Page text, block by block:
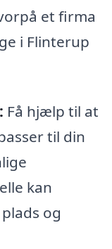
et firma
i Flinterup
Få hjælp til at
til din
kan
og